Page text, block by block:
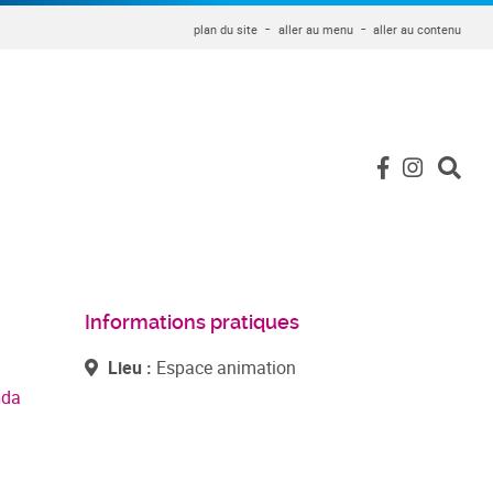
plan du site aller au menu aller au contenu
Informations pratiques
Lieu : Espace animation